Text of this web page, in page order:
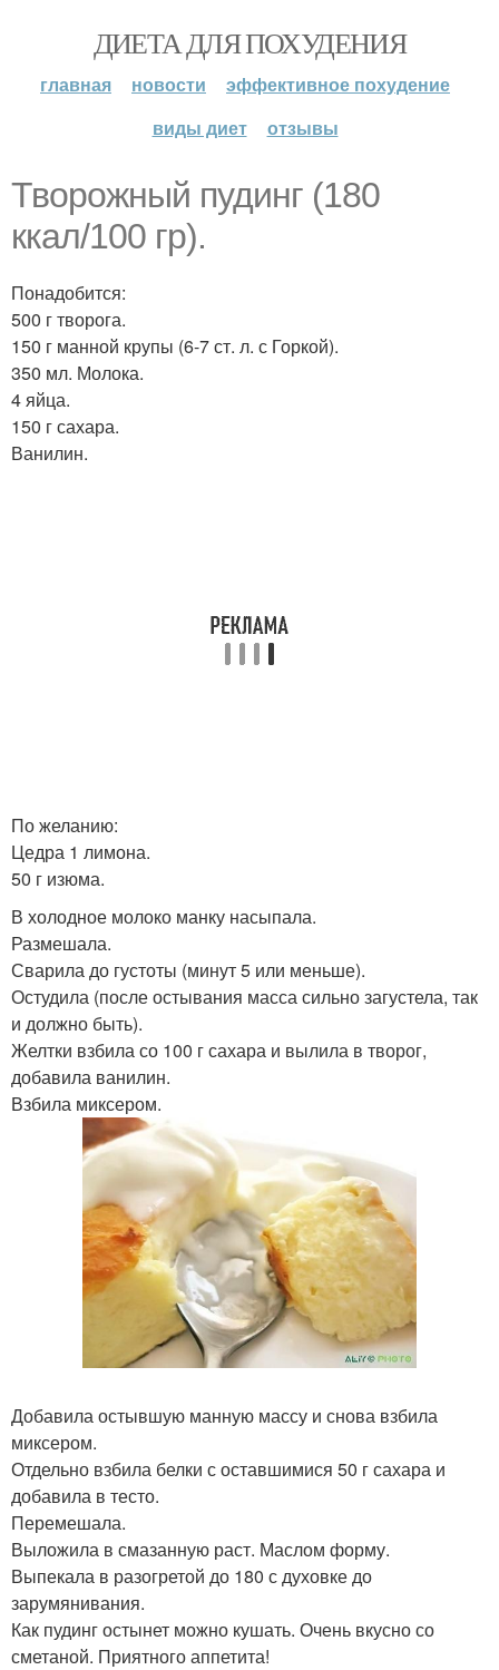
ДИЕТА ДЛЯ ПОХУДЕНИЯ
главная новости
эффективное похудение
виды диет
отзывы
Творожный пудинг (180
ккал/100 гр).
Понадобится:
500 г творога.
150 г манной крупы (6-7 ст. л. с Горкой).
350 мл. Молока.
4 яйца.
150 г сахара.
Ванилин.
По желанию:
Цедра 1 лимона.
50 г изюма.
В холодное молоко манку насыпала.
Размешала.
Сварила до густоты (минут 5 или меньше).
Остудила (после остывания масса сильно загустела, так
и должно быть).
Желтки взбила со 100 г сахара и вылила в творог,
добавила ванилин.
Взбила миксером.
Добавила остывшую манную массу и снова взбила
миксером.
Отдельно взбила белки с оставшимися 50 г сахара и
добавила в тесто.
Перемешала.
Выложила в смазанную раст. Маслом форму.
Выпекала в разогретой до 180 с духовке до
зарумянивания.
Как пудинг остынет можно кушать. Очень вкусно со
сметаной. Приятного аппетита!